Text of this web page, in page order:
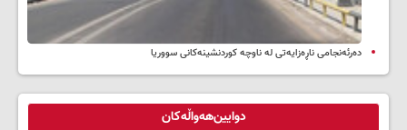
دەرئەنجامی ناڕەزایەتی لە ناوچە کوردنشینەکانی سووریا
دوایین‌هەواڵەکان